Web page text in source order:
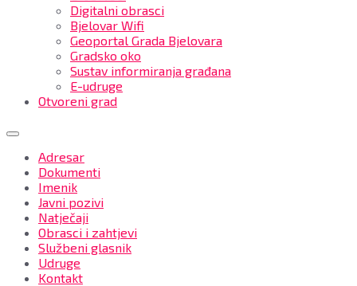
Digitalni obrasci
Bjelovar Wifi
Geoportal Grada Bjelovara
Gradsko oko
Sustav informiranja građana
E-udruge
Otvoreni grad
Adresar
Dokumenti
Imenik
Javni pozivi
Natječaji
Obrasci i zahtjevi
Službeni glasnik
Udruge
Kontakt